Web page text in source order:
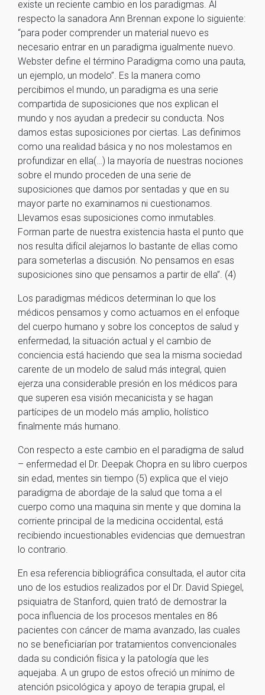
existe un reciente cambio en los paradigmas. Al
respecto la sanadora Ann Brennan expone lo siguiente:
“para poder comprender un material nuevo es
necesario entrar en un paradigma igualmente nuevo.
Webster define el término Paradigma como una pauta,
un ejemplo, un modelo”. Es la manera como
percibimos el mundo, un paradigma es una serie
compartida de suposiciones que nos explican el
mundo y nos ayudan a predecir su conducta. Nos
damos estas suposiciones por ciertas. Las definimos
como una realidad básica y no nos molestamos en
profundizar en ella(…) la mayoría de nuestras nociones
sobre el mundo proceden de una serie de
suposiciones que damos por sentadas y que en su
mayor parte no examinamos ni cuestionamos.
Llevamos esas suposiciones como inmutables.
Forman parte de nuestra existencia hasta el punto que
nos resulta difícil alejarnos lo bastante de ellas como
para someterlas a discusión. No pensamos en esas
suposiciones sino que pensamos a partir de ella”. (4)
Los paradigmas médicos determinan lo que los
médicos pensamos y como actuamos en el enfoque
del cuerpo humano y sobre los conceptos de salud y
enfermedad, la situación actual y el cambio de
conciencia está haciendo que sea la misma sociedad
carente de un modelo de salud más integral, quien
ejerza una considerable presión en los médicos para
que superen esa visión mecanicista y se hagan
partícipes de un modelo más amplio, holístico
finalmente más humano.
Con respecto a este cambio en el paradigma de salud
– enfermedad el Dr. Deepak Chopra en su libro cuerpos
sin edad, mentes sin tiempo (5) explica que el viejo
paradigma de abordaje de la salud que toma a el
cuerpo como una maquina sin mente y que domina la
corriente principal de la medicina occidental, está
recibiendo incuestionables evidencias que demuestran
lo contrario.
En esa referencia bibliográfica consultada, el autor cita
uno de los estudios realizados por el Dr. David Spiegel,
psiquiatra de Stanford, quien trató de demostrar la
poca influencia de los procesos mentales en 86
pacientes con cáncer de mama avanzado, las cuales
no se beneficiarían por tratamientos convencionales
dada su condición física y la patología que les
aquejaba. A un grupo de estos ofreció un mínimo de
atención psicológica y apoyo de terapia grupal, el